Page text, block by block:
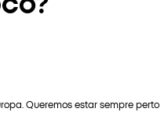
Queremos estar sempre perto